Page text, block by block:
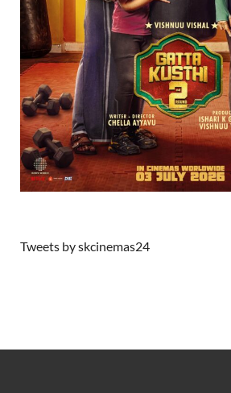
Tweets by skcinemas24